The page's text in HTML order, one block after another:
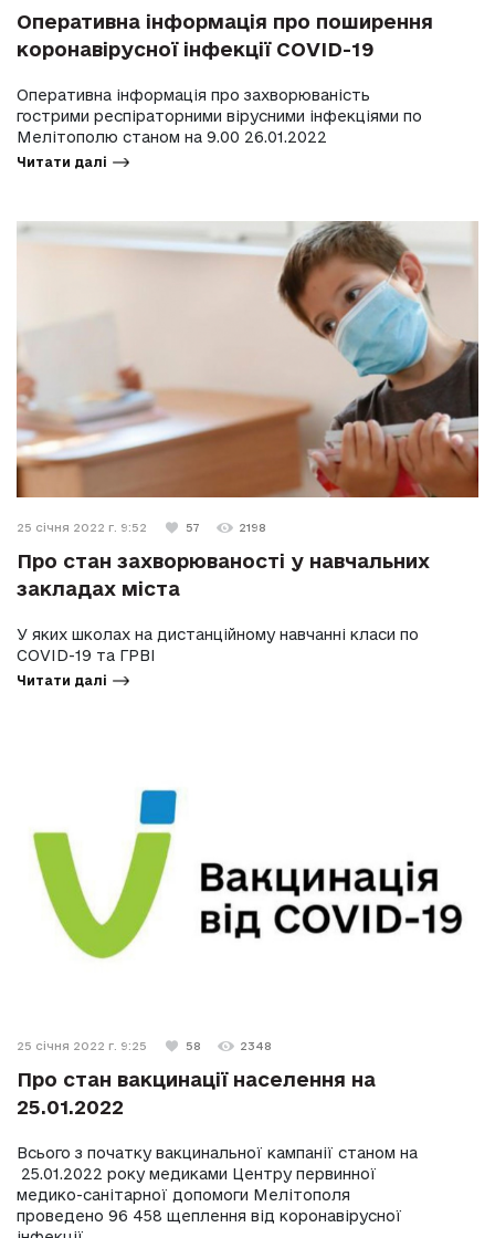
Оперативна інформація про поширення
коронавірусної інфекції COVID-19
Оперативна інформація про захворюваність
гострими респіраторними вірусними інфекціями по
Мелітополю станом на 9.00 26.01.2022
Читати далі
25 січня 2022 г. 9:52 57 2198
Про стан захворюваності у навчальних
закладах міста
У яких школах на дистанційному навчанні класи по
COVID-19 та ГРВІ
Читати далі
25 січня 2022 г. 9:25 58 2348
Про стан вакцинації населення на
25.01.2022
Всього з початку вакцинальної кампанії станом на
25.01.2022 року медиками Центру первинної
медико-санітарної допомоги Мелітополя
проведено 96 458 щеплення від коронавірусної